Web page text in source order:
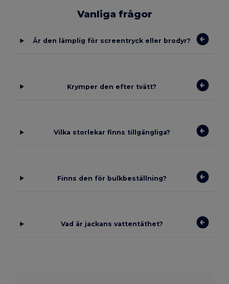
Vanliga frågor
Är den lämplig för screentryck eller brodyr?
Krymper den efter tvätt?
Vilka storlekar finns tillgängliga?
Finns den för bulkbeställning?
Vad är jackans vattentäthet?